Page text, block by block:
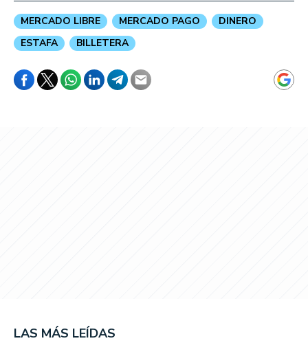
MERCADO LIBRE MERCADO PAGO
DINERO
ESTAFA
BILLETERA
LAS MÁS LEÍDAS